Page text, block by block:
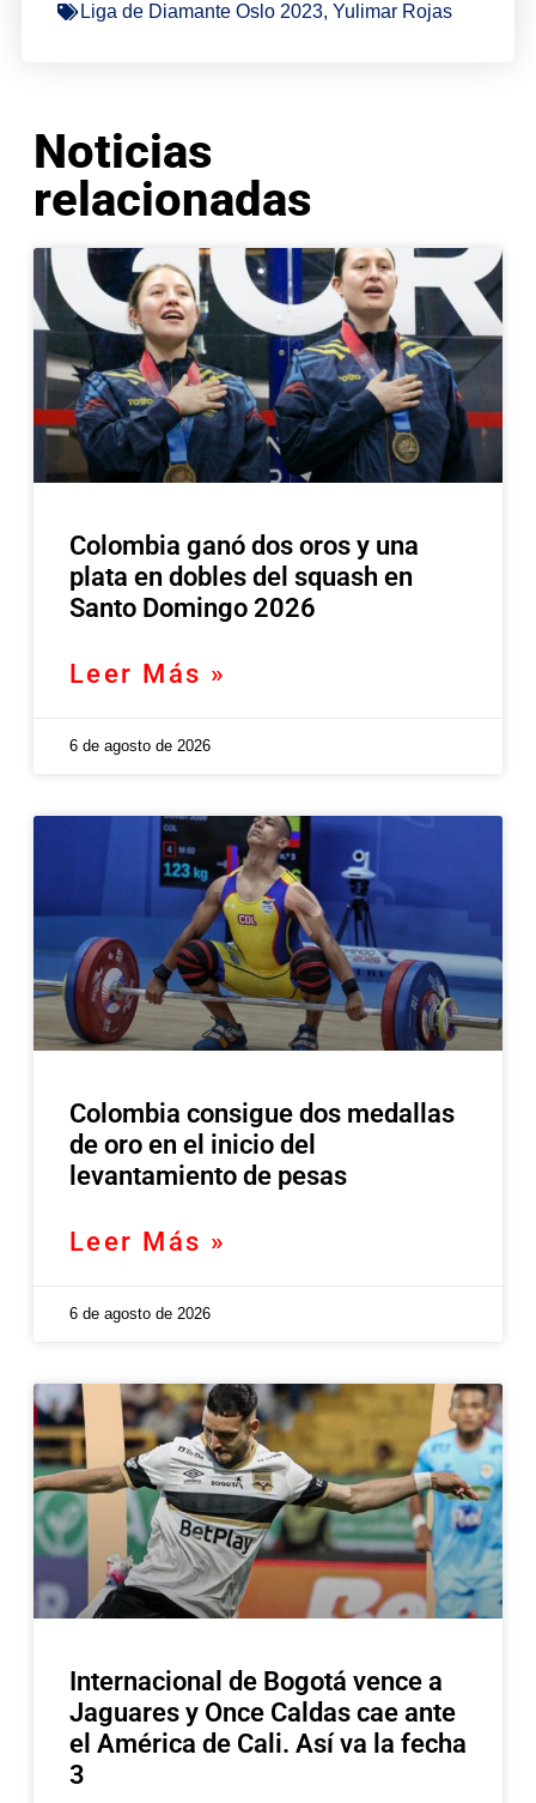
Liga de Diamante Oslo 2023, Yulimar Rojas
Noticias
relacionadas
Colombia ganó dos oros y una
plata en dobles del squash en
Santo Domingo 2026
Leer Más »
6 de agosto de 2026
Colombia consigue dos medallas
de oro en el inicio del
levantamiento de pesas
Leer Más »
6 de agosto de 2026
Internacional de Bogotá vence a
Jaguares y Once Caldas cae ante
el América de Cali. Así va la fecha
3